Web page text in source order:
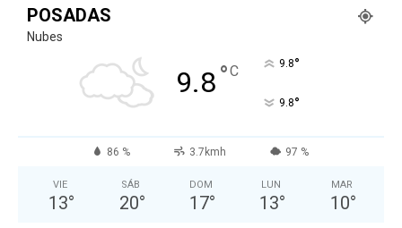
POSADAS
Nubes
9.8°C 9.8°
9.8°
86 % 3.7kmh 97 %
VIE
13°
SÁB
20°
DOM
17°
LUN
13°
MAR
10°